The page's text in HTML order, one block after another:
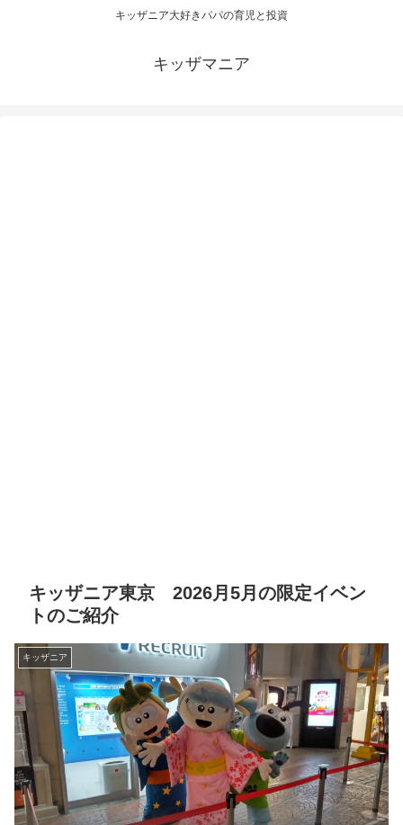
キッザニア大好きパパの育児と投資
キッザマニア
キッザニア東京 2026月5月の限定イベン
トのご紹介
キッザニア